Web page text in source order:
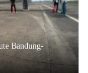
Bandung-